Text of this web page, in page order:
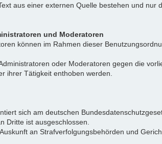
aus einer externen Quelle bestehen und nur
und Moderatoren
können im Rahmen dieser
oder Moderatoren gegen die
ihrer Tätigkeit enthoben werden.
sich am deutschen
Dritte ist ausgeschlossen.
an Strafverfolgungsbehörden und